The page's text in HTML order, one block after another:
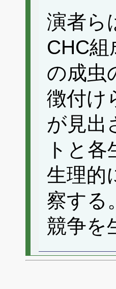
演者ら
CHC
の成虫
徴付け
が見出
トと
生理的
察する
競争を